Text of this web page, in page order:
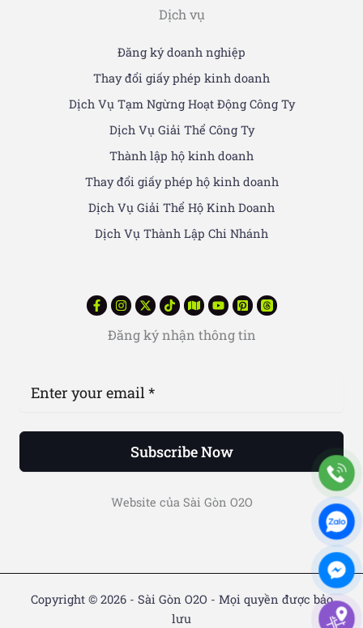
Dịch vụ
Đăng ký doanh nghiệp
Thay đổi giấy phép kinh doanh
Dịch Vụ Tạm Ngừng Hoạt Động Công Ty
Dịch Vụ Giải Thể Công Ty
Thành lập hộ kinh doanh
Thay đổi giấy phép hộ kinh doanh
Dịch Vụ Giải Thể Hộ Kinh Doanh
Dịch Vụ Thành Lập Chi Nhánh
Đăng ký nhận thông tin
Subscribe Now
Website của Sài Gòn O2O
Copyright © 2026 - Sài Gòn O2O - Mọi quyền được bảo
lưu